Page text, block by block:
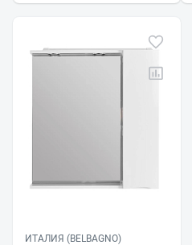
ИТАЛИЯ (BELBAGNO)